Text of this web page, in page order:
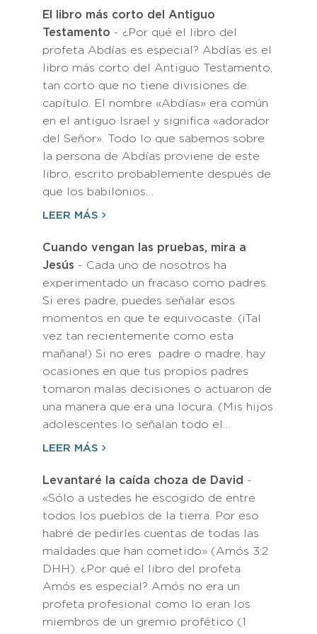
El libro más corto del Antiguo
Testamento - ¿Por qué el libro del
profeta Abdías es especial? Abdías es el
libro más corto del Antiguo Testamento,
tan corto que no tiene divisiones de
capítulo. El nombre «Abdías» era común
en el antiguo Israel y significa «adorador
del Señor». Todo lo que sabemos sobre
la persona de Abdías proviene de este
libro, escrito probablemente después de
que los babilonios…
LEER MÁS
Cuando vengan las pruebas, mira a
Jesús - Cada uno de nosotros ha
experimentado un fracaso como padres.
Si eres padre, puedes señalar esos
momentos en que te equivocaste. (¡Tal
vez tan recientemente como esta
mañana!) Si no eres padre o madre, hay
ocasiones en que tus propios padres
tomaron malas decisiones o actuaron de
una manera que era una locura. (Mis hijos
adolescentes lo señalan todo el…
LEER MÁS
Levantaré la caída choza de David -
«Sólo a ustedes he escogido de entre
todos los pueblos de la tierra. Por eso
habré de pedirles cuentas de todas las
maldades que han cometido» (Amós 3:2
DHH). ¿Por qué el libro del profeta
Amós es especial? Amós no era un
profeta profesional como lo eran los
miembros de un gremio profético (1